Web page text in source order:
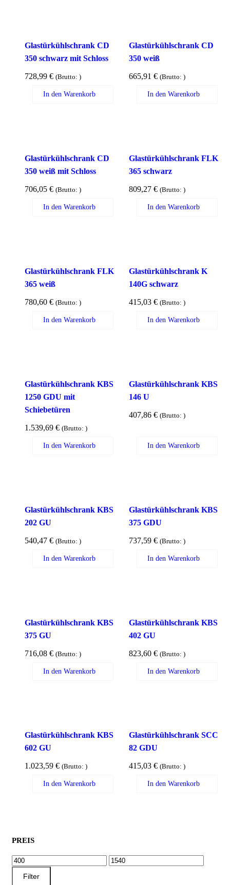
Glastürkühlschrank CD
350 schwarz mit Schloss
728,99 € (Brutto: )
In den Warenkorb
Glastürkühlschrank CD
350 weiß
665,91€ (Brutto:)
In den Warenkorb
Glastürkühlschrank CD
350 weiß mit Schloss
706,05 € (Brutto: )
In den Warenkorb
Glastürkühlschrank FLK
365 schwarz
809,27€ (Brutto:)
In den Warenkorb
Glastürkühlschrank FLK
365 weiß
780,60 € (Brutto: )
In den Warenkorb
Glastürkühlschrank K
140G schwarz
415,03€ (Brutto:)
In den Warenkorb
Glastürkühlschrank KBS
1250 GDU mit
Schiebetüren
1.539,69 € (Brutto: )
In den Warenkorb
Glastürkühlschrank KBS
146 U
407,86€ (Brutto:)
In den Warenkorb
Glastürkühlschrank KBS
202 GU
540,47 € (Brutto: )
In den Warenkorb
Glastürkühlschrank KBS
375 GDU
737,59€ (Brutto:)
In den Warenkorb
Glastürkühlschrank KBS
375 GU
716,08 € (Brutto: )
In den Warenkorb
Glastürkühlschrank KBS
402 GU
823,60€ (Brutto:)
In den Warenkorb
Glastürkühlschrank KBS
602 GU
1.023,59 € (Brutto: )
In den Warenkorb
Glastürkühlschrank SCC
82 GDU
415,03€ (Brutto:)
In den Warenkorb
PREIS
MIN.
PREIS
MAX.
Filter